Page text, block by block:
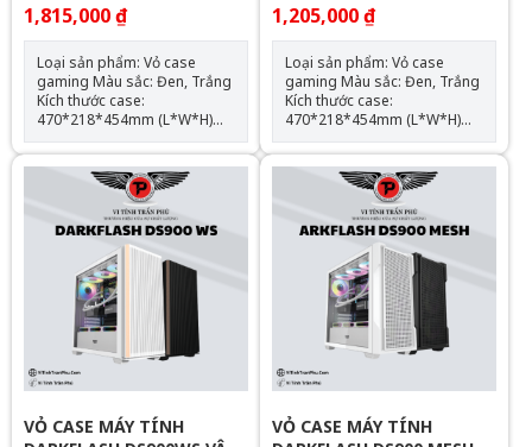
1,815,000 ₫
Loại sản phẩm: Vỏ case
gaming Màu sắc: Đen, Trắng
Kích thước case:
470*218*454mm (L*W*H)
Chất liệu: Kim loại/kính cường
lực Hỗ trợ mainboard: ATX,
M-ATX, ITX Hỗ trợ: 2 x SSD; 2
x HDD; no ODD; ATX PSU
Support max VGA: 425mm
Support max CPU Cooler:
top: 360mm Hỗ trợ Fan LED:
Top: 120mm*3/140mm*2,
Front*3, Side*2, Rear:
120mm*1, Bottom:
120mm*3 SL2 GIẢM 50K , SL
5 GIẢM 60K , SL 10 : GIẢM
70K
1,205,000 ₫
Loại sản phẩm: Vỏ case
gaming Màu sắc: Đen, Trắng
Kích thước case:
470*218*454mm (L*W*H)
Chất liệu: Kim loại/kính cường
lực Hỗ trợ mainboard: ATX,
M-ATX, ITX Hỗ trợ: 2 x SSD; 2
x HDD; no ODD; ATX PSU
Support max VGA: 425mm
Support max CPU Cooler:
top: 360mm Hỗ trợ Fan LED:
Top: 120mm*3, Side*3, Rear:
120mm*1, Bottom:
120mm*3 SL2 GIẢM 50K , SL
5 GIẢM 60K , SL 10 : GIẢM
70K
VỎ CASE MÁY TÍNH
VỎ CASE MÁY TÍNH